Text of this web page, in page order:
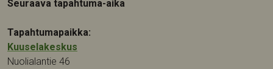
Seuraava tapahtuma-aika
Tapahtumapaikka:
Kuuselakeskus
Nuolialantie 46